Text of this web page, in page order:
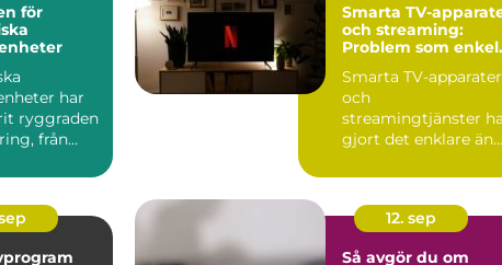
för
har
ryggraden
från
Smarta TV-
och streaming:
Problem som
Smarta TV-apparater
och
streamingtjänster
gjort det enklare än
12. sep
Så avgör du om